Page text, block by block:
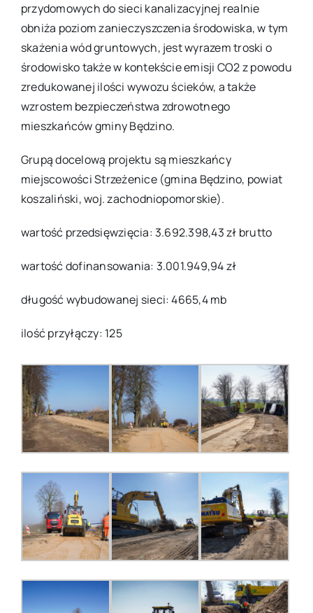
przydomowych do sieci kanalizacyjnej realnie
obniża poziom zanieczyszczenia środowiska, w tym
skażenia wód gruntowych, jest wyrazem troski o
środowisko także w kontekście emisji CO2 z powodu
zredukowanej ilości wywozu ścieków, a także
wzrostem bezpieczeństwa zdrowotnego
mieszkańców gminy Będzino.
Grupą docelową projektu są mieszkańcy
miejscowości Strzeżenice (gmina Będzino, powiat
koszaliński, woj. zachodniopomorskie).
wartość przedsięwzięcia: 3.692.398,43 zł brutto
wartość dofinansowania: 3.001.949,94 zł
długość wybudowanej sieci: 4665,4 mb
ilość przyłączy: 125